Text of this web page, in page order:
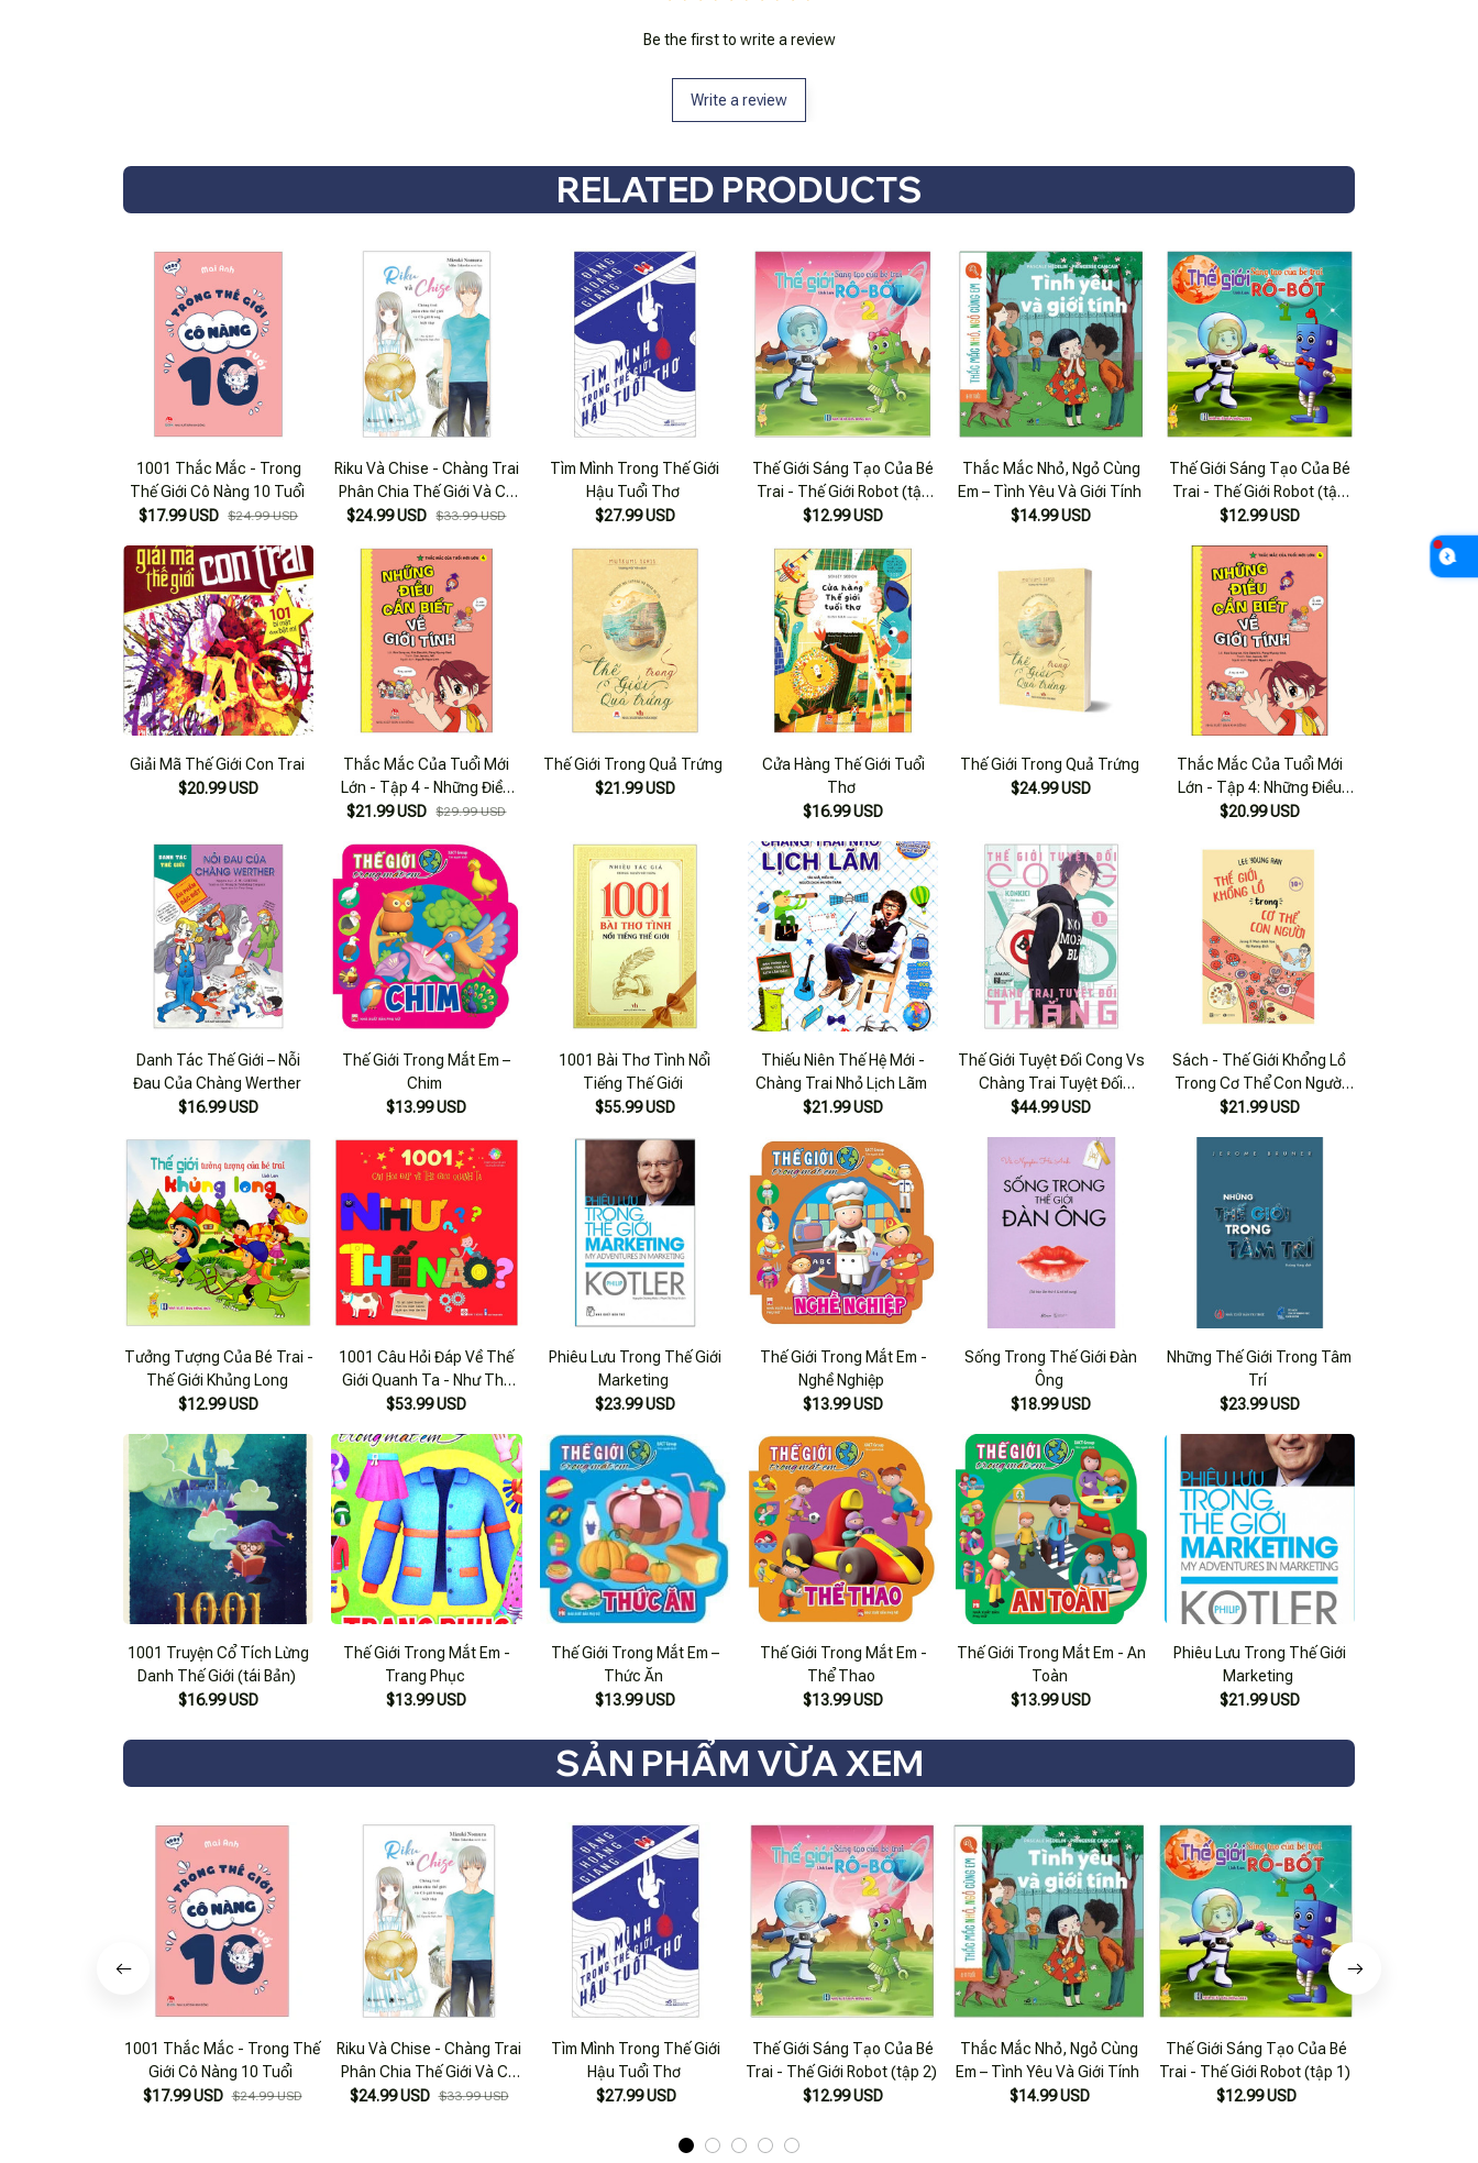
Be the first to write a review
Write a review
RELATED PRODUCTS
1001 Thắc Mắc - Trong
Thế Giới Cô Nàng 10 Tuổi
$17.99 USD $24.99 USD
Riku Và Chise - Chàng Trai
Phân Chia Thế Giới Và Cô
Gái Trong Biệt Thự
$24.99 USD $33.99 USD
Tìm Mình Trong Thế Giới
Hậu Tuổi Thơ
$27.99 USD
Thế Giới Sáng Tạo Của Bé
Trai - Thế Giới Robot (tập
2)
$12.99 USD
Thắc Mắc Nhỏ, Ngỏ Cùng
Em – Tình Yêu Và Giới Tính
$14.99 USD
Thế Giới Sáng Tạo Của Bé
Trai - Thế Giới Robot (tập
1)
$12.99 USD
Giải Mã Thế Giới Con Trai
$20.99 USD
Thắc Mắc Của Tuổi Mới
Lớn - Tập 4 - Những Điều
Cần Biết Về Giới Tính (Tái
$21.99 USD $29.99 USD
Thế Giới Trong Quả Trứng
$21.99 USD
Cửa Hàng Thế Giới Tuổi
Thơ
$16.99 USD
Thế Giới Trong Quả Trứng
$24.99 USD
Thắc Mắc Của Tuổi Mới
Lớn - Tập 4: Những Điều
Cần Biết Về Giới Tính (Tái
$20.99 USD
Danh Tác Thế Giới – Nỗi
Đau Của Chàng Werther
$16.99 USD
Thế Giới Trong Mắt Em –
Chim
$13.99 USD
1001 Bài Thơ Tình Nổi
Tiếng Thế Giới
$55.99 USD
Thiếu Niên Thế Hệ Mới -
Chàng Trai Nhỏ Lịch Lãm
$21.99 USD
Thế Giới Tuyệt Đối Cong Vs
Chàng Trai Tuyệt Đối
Thẳng (bộ 2 Tập)- Bản Đặc
$44.99 USD
Sách - Thế Giới Khổng Lồ
Trong Cơ Thể Con Người
10+
$21.99 USD
Tưởng Tượng Của Bé Trai -
Thế Giới Khủng Long
$12.99 USD
1001 Câu Hỏi Đáp Về Thế
Giới Quanh Ta - Như Thế
Nào?
$53.99 USD
Phiêu Lưu Trong Thế Giới
Marketing
$23.99 USD
Thế Giới Trong Mắt Em -
Nghề Nghiệp
$13.99 USD
Sống Trong Thế Giới Đàn
Ông
$18.99 USD
Những Thế Giới Trong Tâm
Trí
$23.99 USD
1001 Truyện Cổ Tích Lừng
Danh Thế Giới (tái Bản)
$16.99 USD
Thế Giới Trong Mắt Em -
Trang Phục
$13.99 USD
Thế Giới Trong Mắt Em –
Thức Ăn
$13.99 USD
Thế Giới Trong Mắt Em -
Thể Thao
$13.99 USD
Thế Giới Trong Mắt Em - An
Toàn
$13.99 USD
Phiêu Lưu Trong Thế Giới
Marketing
$21.99 USD
SẢN PHẨM VỪA XEM
1001 Thắc Mắc - Trong Thế
Giới Cô Nàng 10 Tuổi
$17.99 USD $24.99 USD
Riku Và Chise - Chàng Trai
Phân Chia Thế Giới Và Cô
Gái Trong Biệt Thự
$24.99 USD $33.99 USD
Tìm Mình Trong Thế Giới
Hậu Tuổi Thơ
$27.99 USD
Thế Giới Sáng Tạo Của Bé
Trai - Thế Giới Robot (tập 2)
$12.99 USD
Thắc Mắc Nhỏ, Ngỏ Cùng
Em – Tình Yêu Và Giới Tính
$14.99 USD
Thế Giới Sáng Tạo Của Bé
Trai - Thế Giới Robot (tập 1)
$12.99 USD